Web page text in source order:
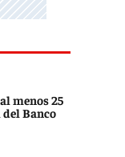
menos 25
Banco